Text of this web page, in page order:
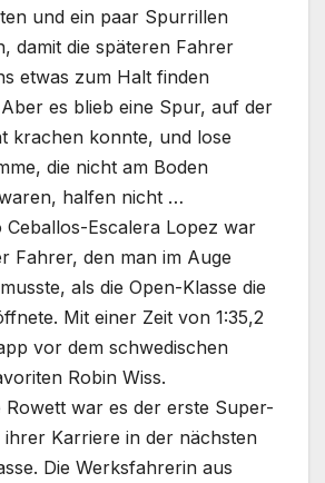
und ein paar Spurrillen
damit die späteren Fahrer
etwas zum Halt finden
es blieb eine Spur, auf der
krachen konnte, und lose
die nicht am Boden
halfen nicht …
Ceballos-Escalera Lopez war
Fahrer, den man im Auge
als die Open-Klasse die
Mit einer Zeit von 1:35,2
vor dem schwedischen
Robin Wiss.
Rowett war es der erste Super-
ihrer Karriere in der nächsten
Die Werksfahrerin aus